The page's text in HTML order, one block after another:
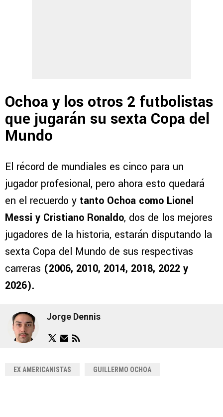
Ochoa y los otros 2 futbolistas
que jugarán su sexta Copa del
Mundo
El récord de mundiales es cinco para un
jugador profesional, pero ahora esto quedará
en el recuerdo y tanto Ochoa como Lionel
Messi y Cristiano Ronaldo, dos de los mejores
jugadores de la historia, estarán disputando la
sexta Copa del Mundo de sus respectivas
carreras (2006, 2010, 2014, 2018, 2022 y
2026).
Jorge Dennis
EX AMERICANISTAS GUILLERMO OCHOA